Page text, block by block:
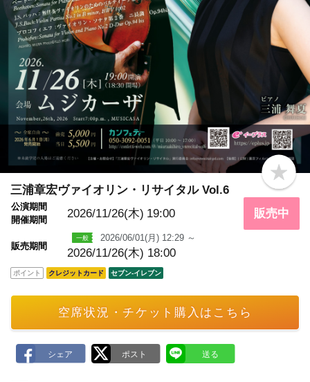
b
o
o
k
m
a
三浦章宏ヴァイオリン・リサイタル Vol.6
公演期間
開催期間
2026/11/26(木) 19:00
販売期間
2026/06/01(月) 12:29 ～
2026/11/26(木) 18:00
販売中
ポイント クレジットカード セブン‐イレブン
空席状況・チケット購入はこちら